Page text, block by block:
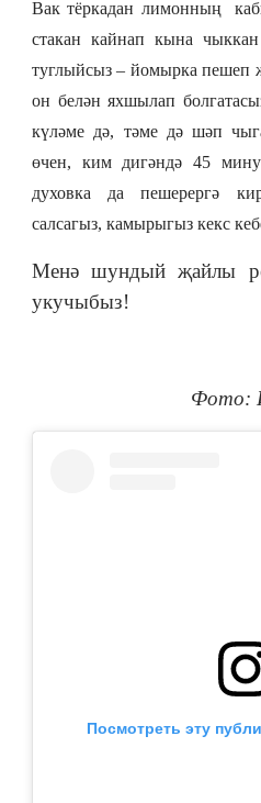
Вак тёркадан лимонның
стакан кайнап кына
туглыйсыз – йомырка пешеп
он белән яхшылап
күләме дә, тәме дә шәп
өчен, ким дигәндә 45
духовка да пешерергә
салсагыз, камырыгыз кекс
Менә шундый җайлы
укучыбыз!
Фото:
Посмотреть эту